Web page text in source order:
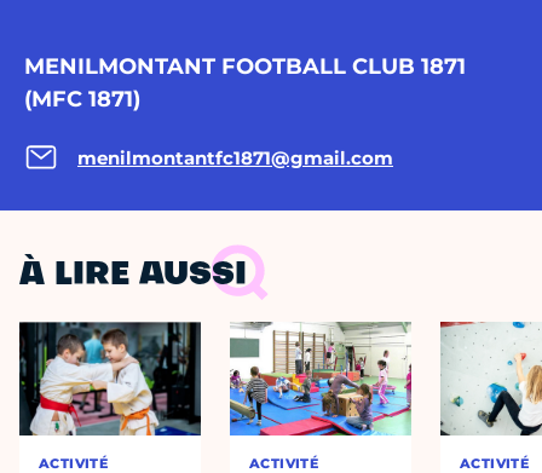
MENILMONTANT FOOTBALL CLUB 1871
(MFC 1871)
menilmontantfc1871@gmail.com
À LIRE AUSSI
ACTIVITÉ ACTIVITÉ ACTIVITÉ